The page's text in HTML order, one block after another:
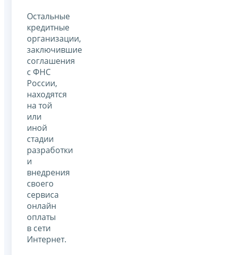
Остальные
кредитные
организации,
заключившие
соглашения
с ФНС
России,
находятся
на той
или
иной
стадии
разработки
и
внедрения
своего
сервиса
онлайн
оплаты
в сети
Интернет.